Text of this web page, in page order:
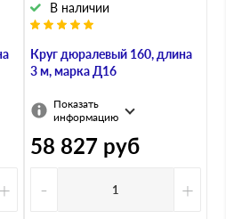
+
Круг дюралевый 160, длина
3 м, марка Д16
В наличии
Показать
информацию
58 827 руб
-
+